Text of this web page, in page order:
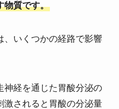
物質です。
、いくつかの経路で影響
神経を通じた胃酸分泌の
激されると胃酸の分泌量